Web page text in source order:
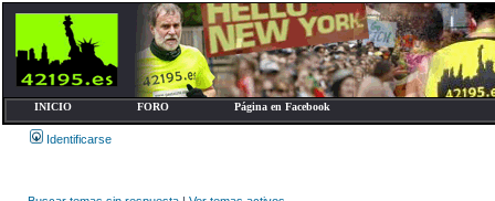
INICIO FORO Página en Facebook
Identificarse